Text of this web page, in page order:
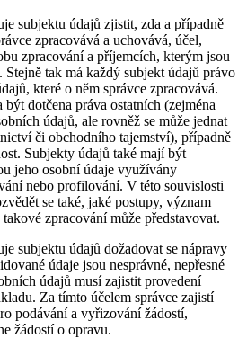
subjektu údajů zjistit, zda a případně
zpracovává a uchovává, účel,
zpracování a příjemcích, kterým jsou
Stejně tak má každý subjekt údajů právo
které o něm správce zpracovává.
dotčena práva ostatních (zejména
údajů, ale rovněž se může jednat
či obchodního tajemství), případně
Subjekty údajů také mají být
jeho osobní údaje využívány
nebo profilování. V této souvislosti
se také, jaké postupy, význam
zpracování může představovat.
subjektu údajů dožadovat se nápravy
údaje jsou nesprávné, nepřesné
údajů musí zajistit provedení
Za tímto účelem správce zajistí
podávání a vyřizování žádostí,
žádostí o opravu.